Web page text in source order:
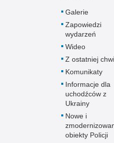
Galerie
Zapowiedzi
wydarzeń
Wideo
Z ostatniej
Komunikaty
Informacje dla
uchodźców z
Ukrainy
Nowe i
obiekty Policji